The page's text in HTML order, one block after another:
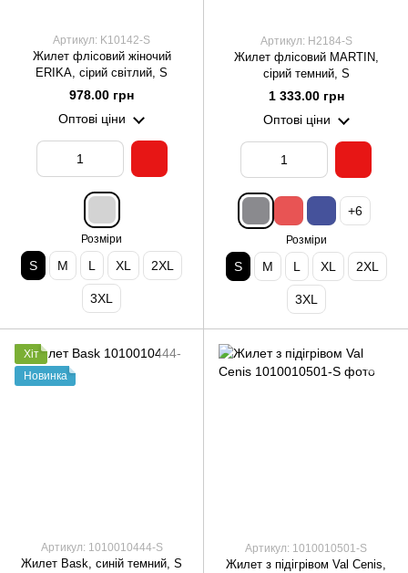
Артикул: K10142-S
Жилет флісовий жіночий
ERIKA, сірий світлий, S
978.00 грн
Оптові ціни
Розміри
S M L XL 2XL
3XL
Артикул: Н2184-S
Жилет флісовий MARTIN,
сірий темний, S
1 333.00 грн
Оптові ціни
+6
Розміри
S M L XL 2XL
3XL
Хіт
Новинка
Артикул: 1010010444-S
Жилет Bask, синій темний, S
Артикул: 1010010501-S
Жилет з підігрівом Val Cenis,